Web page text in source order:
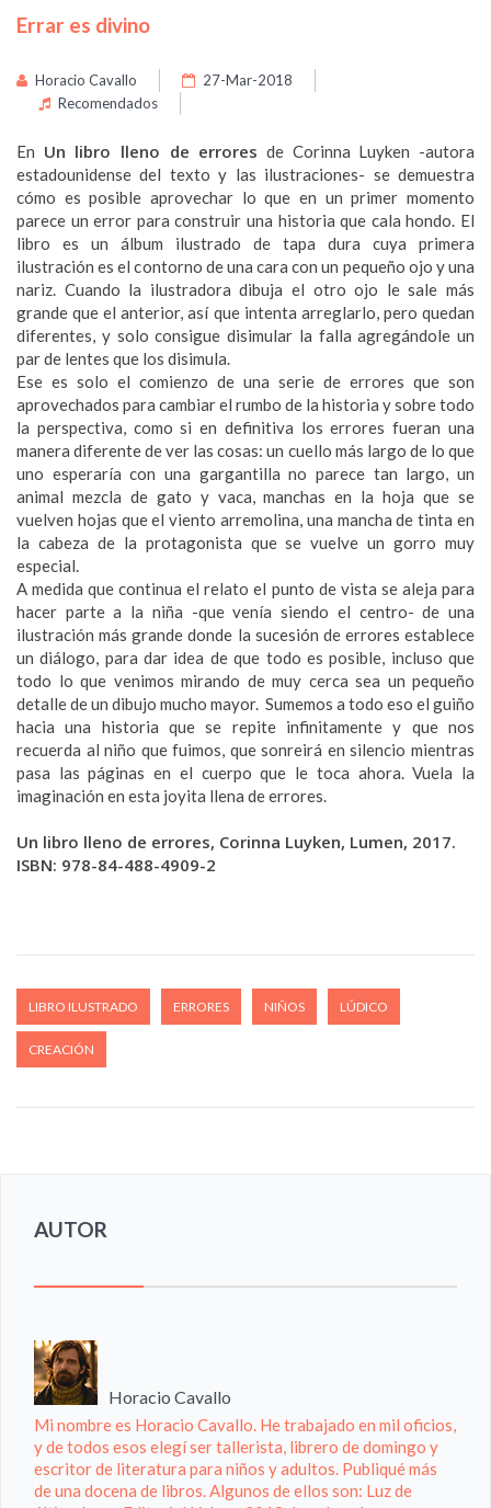
Errar es divino
Horacio Cavallo
27-Mar-2018
Recomendados
En Un libro lleno de errores de Corinna Luyken -autora
estadounidense del texto y las ilustraciones- se demuestra
cómo es posible aprovechar lo que en un primer momento
parece un error para construir una historia que cala hondo. El
libro es un álbum ilustrado de tapa dura cuya primera
ilustración es el contorno de una cara con un pequeño ojo y una
nariz. Cuando la ilustradora dibuja el otro ojo le sale más
grande que el anterior, así que intenta arreglarlo, pero quedan
diferentes, y solo consigue disimular la falla agregándole un
par de lentes que los disimula.
Ese es solo el comienzo de una serie de errores que son
aprovechados para cambiar el rumbo de la historia y sobre todo
la perspectiva, como si en definitiva los errores fueran una
manera diferente de ver las cosas: un cuello más largo de lo que
uno esperaría con una gargantilla no parece tan largo, un
animal mezcla de gato y vaca, manchas en la hoja que se
vuelven hojas que el viento arremolina, una mancha de tinta en
la cabeza de la protagonista que se vuelve un gorro muy
especial.
A medida que continua el relato el punto de vista se aleja para
hacer parte a la niña -que venía siendo el centro- de una
ilustración más grande donde la sucesión de errores establece
un diálogo, para dar idea de que todo es posible, incluso que
todo lo que venimos mirando de muy cerca sea un pequeño
detalle de un dibujo mucho mayor. Sumemos a todo eso el guiño
hacia una historia que se repite infinitamente y que nos
recuerda al niño que fuimos, que sonreirá en silencio mientras
pasa las páginas en el cuerpo que le toca ahora. Vuela la
imaginación en esta joyita llena de errores.
Un libro lleno de errores, Corinna Luyken, Lumen, 2017.
ISBN: 978-84-488-4909-2
LIBRO ILUSTRADO ERRORES NIÑOS LÚDICO
CREACIÓN
AUTOR
Horacio Cavallo
Mi nombre es Horacio Cavallo. He trabajado en mil oficios,
y de todos esos elegí ser tallerista, librero de domingo y
escritor de literatura para niños y adultos. Publiqué más
de una docena de libros. Algunos de ellos son: Luz de